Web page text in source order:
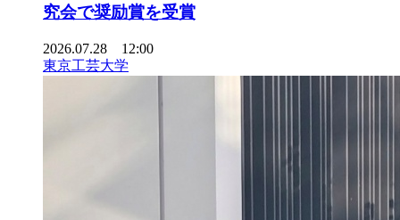
究会で奨励賞を受賞
2026.07.28 12:00
東京工芸大学